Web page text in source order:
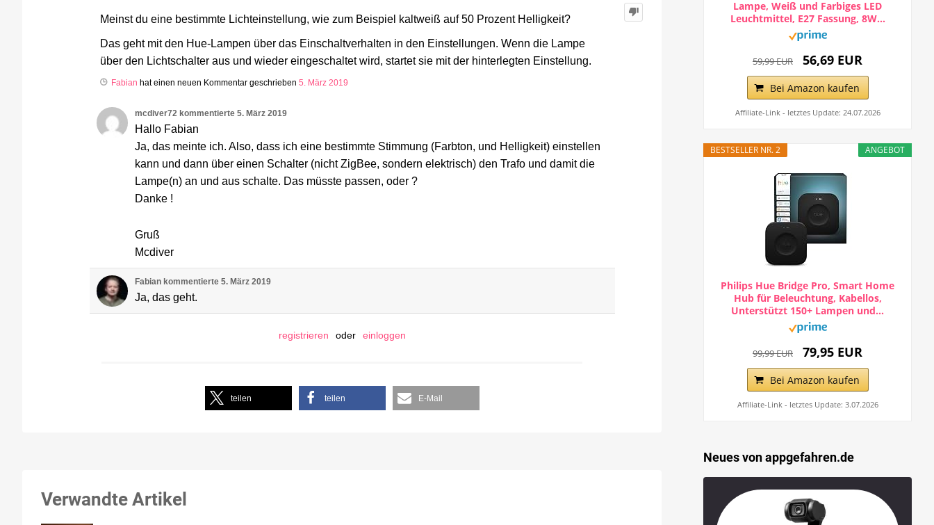
Meinst du eine bestimmte Lichteinstellung, wie zum Beispiel kaltweiß auf 50 Prozent Helligkeit?
Das geht mit den Hue-Lampen über das Einschaltverhalten in den Einstellungen. Wenn die Lampe
über den Lichtschalter aus und wieder eingeschaltet wird, startet sie mit der hinterlegten Einstellung.
Fabian hat einen neuen Kommentar geschrieben 5. März 2019
mcdiver72 kommentierte 5. März 2019
Hallo Fabian
Ja, das meinte ich. Also, dass ich eine bestimmte Stimmung (Farbton, und Helligkeit) einstellen
kann und dann über einen Schalter (nicht ZigBee, sondern elektrisch) den Trafo und damit die
Lampe(n) an und aus schalte. Das müsste passen, oder ?
Danke !
Gruß
Mcdiver
Fabian kommentierte 5. März 2019
Ja, das geht.
registrieren oder einloggen
teilen teilen E-Mail
Verwandte Artikel
Lampe, Weiß und Farbiges LED
Leuchtmittel, E27 Fassung, 8W...
59,99 EUR 56,69 EUR
Bei Amazon kaufen
Affiliate-Link - letztes Update: 24.07.2026
ANGEBOT
BESTSELLER NR. 2
Philips Hue Bridge Pro, Smart Home
Hub für Beleuchtung, Kabellos,
Unterstützt 150+ Lampen und...
99,99 EUR 79,95 EUR
Bei Amazon kaufen
Affiliate-Link - letztes Update: 3.07.2026
Neues von appgefahren.de